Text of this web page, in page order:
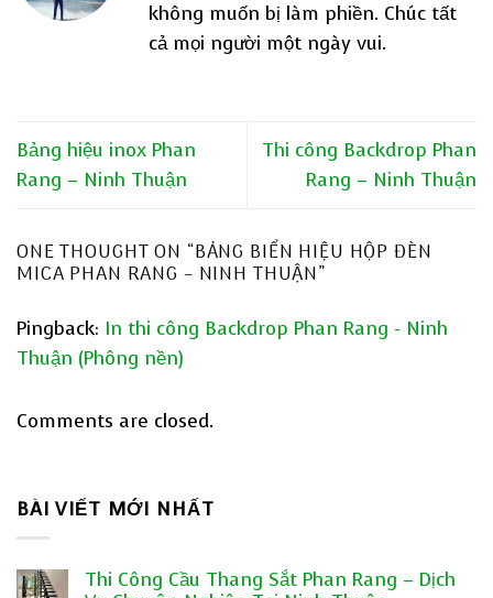
không muốn bị làm phiền. Chúc tất
cả mọi người một ngày vui.
Bảng hiệu inox Phan
Rang – Ninh Thuận
Thi công Backdrop Phan
Rang – Ninh Thuận
ONE THOUGHT ON “BẢNG BIỂN HIỆU HỘP ĐÈN
MICA PHAN RANG – NINH THUẬN”
Pingback: In thi công Backdrop Phan Rang - Ninh
Thuận (Phông nền)
Comments are closed.
BÀI VIẾT MỚI NHẤT
Thi Công Cầu Thang Sắt Phan Rang – Dịch